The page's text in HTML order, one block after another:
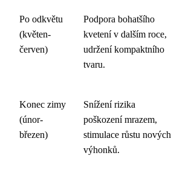
Po odkvětu
(květen-
červen)
Podpora bohatšího
kvetení v dalším roce,
udržení kompaktního
tvaru.
Konec zimy
(únor-
březen)
Snížení rizika
poškození mrazem,
stimulace růstu nových
výhonků.